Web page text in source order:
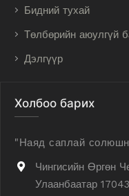
Бидний тухай
Төлбөрийн аюулгүй
Дэлгүүр
Холбоо барих
"Наяд саплай
Чингисийн Өргөн
Улаанбаатар 17043